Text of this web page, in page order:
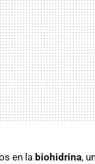
en la biohidrina,